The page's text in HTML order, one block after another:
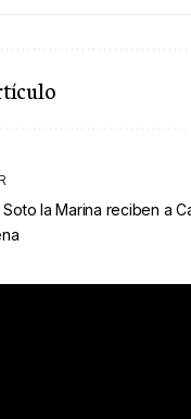
la Marina reciben a